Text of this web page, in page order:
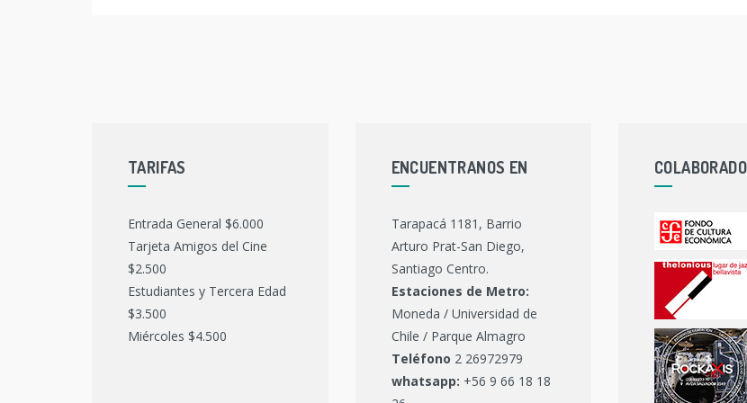
TARIFAS
Entrada General $6.000
Tarjeta Amigos del Cine
$2.500
Estudiantes y Tercera Edad
$3.500
Miércoles $4.500
ENCUENTRANOS EN
Tarapacá 1181, Barrio
Arturo Prat-San Diego,
Santiago Centro.
Estaciones de Metro:
Moneda / Universidad de
Chile / Parque Almagro
Teléfono 2 26972979
whatsapp: +56 9 66 18 18